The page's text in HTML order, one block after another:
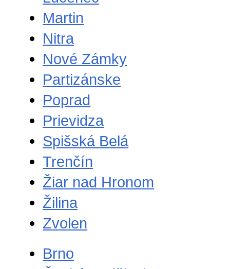
Martin
Nitra
Nové Zámky
Partizánske
Poprad
Prievidza
Spišská Belá
Trenčín
Žiar nad Hronom
Žilina
Zvolen
Brno